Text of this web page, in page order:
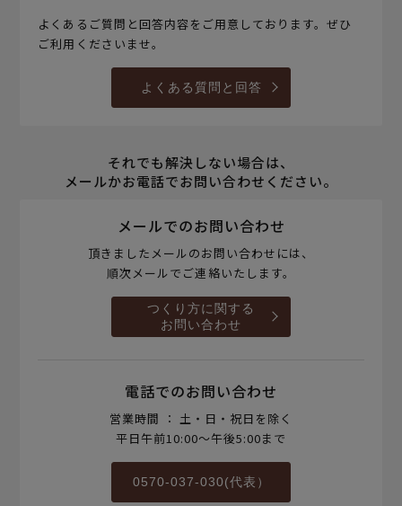
よくあるご質問と回答内容をご用意しております。ぜひ
ご利用くださいませ。
よくある質問と回答
それでも解決しない場合は、
メールかお電話でお問い合わせください。
メールでのお問い合わせ
頂きましたメールのお問い合わせには、
順次メールでご連絡いたします。
つくり方に関する
お問い合わせ
電話でのお問い合わせ
営業時間 ： 土・日・祝日を除く
平日午前10:00～午後5:00まで
0570-037-030(代表）